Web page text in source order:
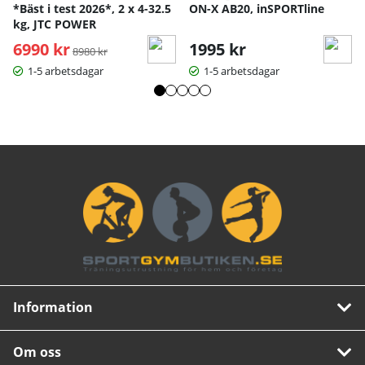
*Bäst i test 2026*, 2 x 4-32.5
kg, JTC POWER
6990 kr Ordinarie pris:
8980 kr
1-5 arbetsdagar
ON-X AB20, inSPORTline
1995 kr
1-5 arbetsdagar
Information
Om oss